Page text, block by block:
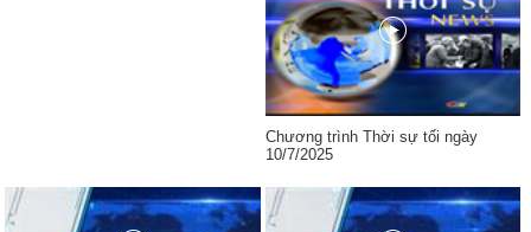
Chương trình Thời sự tối ngày
10/7/2025